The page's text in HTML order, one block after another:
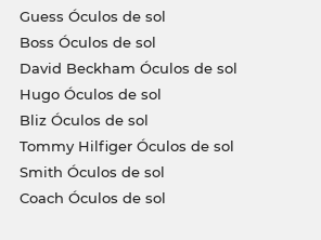
Guess Óculos de sol
Boss Óculos de sol
David Beckham Óculos de sol
Hugo Óculos de sol
Bliz Óculos de sol
Tommy Hilfiger Óculos de sol
Smith Óculos de sol
Coach Óculos de sol